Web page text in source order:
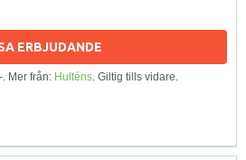
ERBJUDANDE
Mer från: Hulténs. Giltig tills vidare.